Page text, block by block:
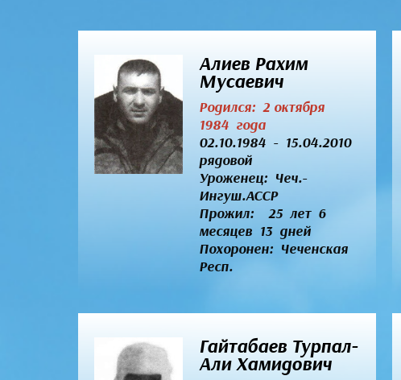
Алиев Рахим
Мусаевич
Родился: 2 октября
1984 года
02.10.1984 - 15.04.2010
рядовой
Уроженец: Чеч.-
Ингуш.АССР
Прожил: 25 лет 6
месяцев 13 дней
Похоронен: Чеченская
Респ.
Гайтабаев Турпал-
Али Хамидович